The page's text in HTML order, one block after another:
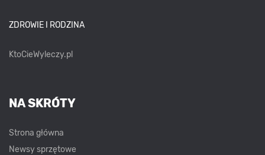
ZDROWIE I RODZINA
KtoCieWyleczy.pl
NA SKRÓTY
Strona główna
Newsy sprzętowe